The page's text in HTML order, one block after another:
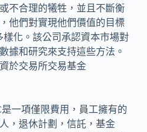
不合理的犧牲，並且不斷衡
他們對實現他們價值的目標
樣化。該公司承認資本市場對
據和研究來支持​​這些方法。
於交易所交易基金
是一項僅限費用，員工擁有的
，退休計劃，信託，基金